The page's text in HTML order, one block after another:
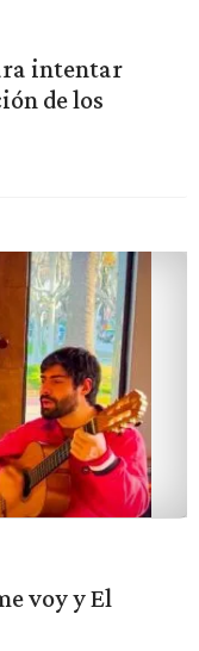
intentar
de los
voy y El